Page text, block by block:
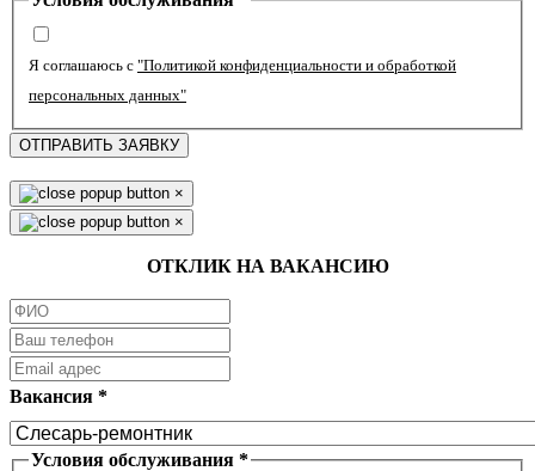
Я соглашаюсь с "Политикой конфиденциальности и обработкой
персональных данных"
ОТПРАВИТЬ ЗАЯВКУ
×
×
ОТКЛИК НА ВАКАНСИЮ
Вакансия *
Условия обслуживания *